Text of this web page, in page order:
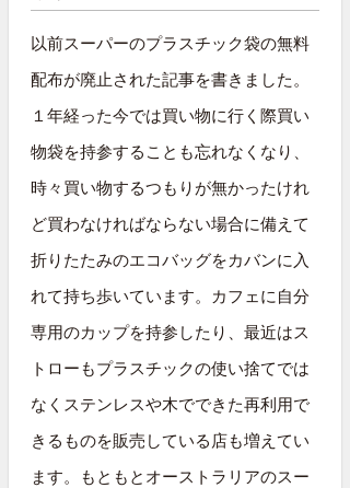
以前スーパーのプラスチック袋の無料
配布が廃止された記事を書きました。
１年経った今では買い物に行く際買い
物袋を持参することも忘れなくなり、
時々買い物するつもりが無かったけれ
ど買わなければならない場合に備えて
折りたたみのエコバッグをカバンに入
れて持ち歩いています。カフェに自分
専用のカップを持参したり、最近はス
トローもプラスチックの使い捨てでは
なくステンレスや木でできた再利用で
きるものを販売している店も増えてい
ます。もともとオーストラリアのスー